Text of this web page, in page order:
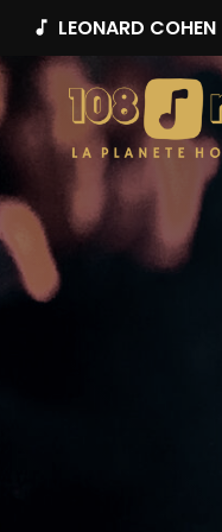
music_note LEONARD COHEN